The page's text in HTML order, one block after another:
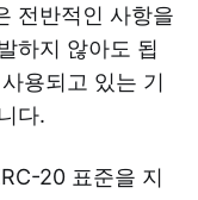
전반적인 사항을
하지 않아도 됩
용되고 있는 기
다.
20 표준을 지